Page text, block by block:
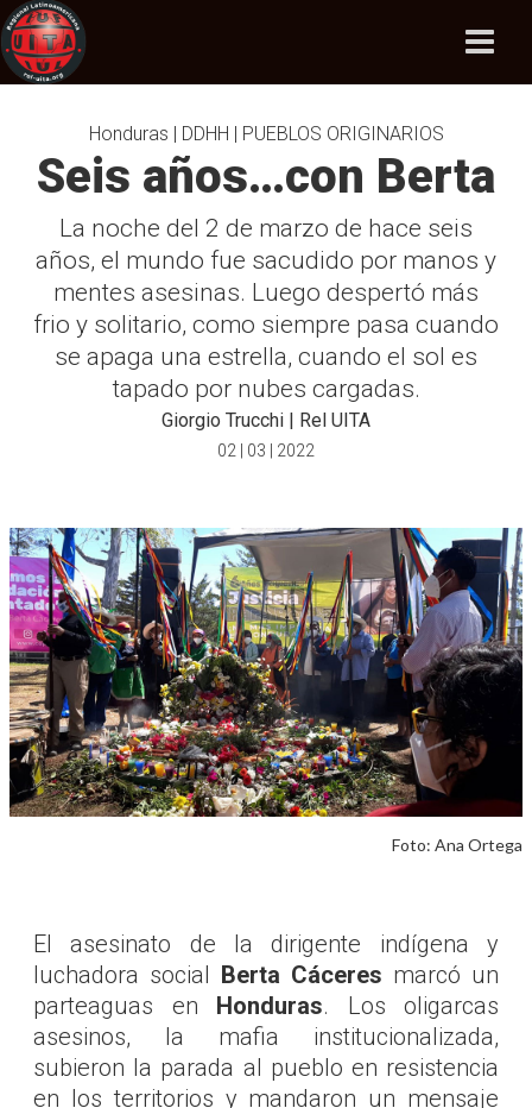
Honduras | DDHH | PUEBLOS ORIGINARIOS
Seis años…con Berta
La noche del 2 de marzo de hace seis
años, el mundo fue sacudido por manos y
mentes asesinas. Luego despertó más
frio y solitario, como siempre pasa cuando
se apaga una estrella, cuando el sol es
tapado por nubes cargadas.
Giorgio Trucchi | Rel UITA
02 | 03 | 2022
Foto: Ana Ortega
El asesinato de la dirigente indígena y
luchadora social Berta Cáceres marcó un
parteaguas en Honduras. Los oligarcas
asesinos, la mafia institucionalizada,
subieron la parada al pueblo en resistencia
en los territorios y mandaron un mensaje